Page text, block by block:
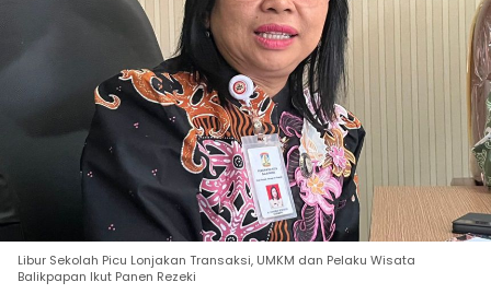
Libur Sekolah Picu Lonjakan Transaksi, UMKM dan Pelaku Wisata
Balikpapan Ikut Panen Rezeki